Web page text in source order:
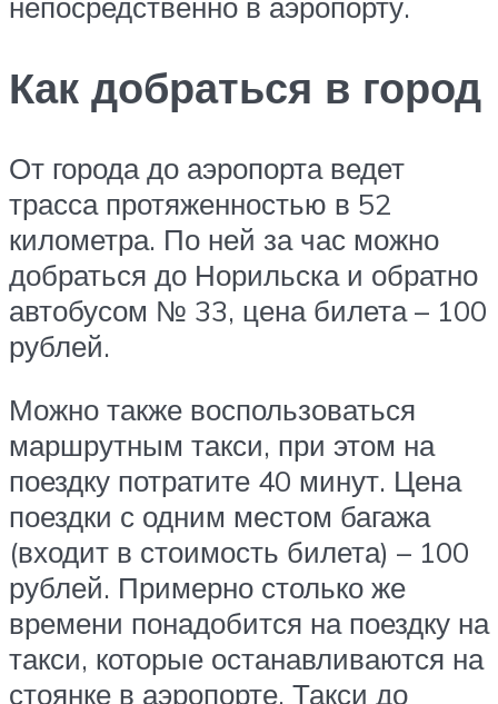
Как добраться в город
От города до аэропорта ведет
трасса протяженностью в 52
километра. По ней за час можно
добраться до Норильска и обратно
автобусом № 33, цена билета – 100
рублей.
Можно также воспользоваться
маршрутным такси, при этом на
поездку потратите 40 минут. Цена
поездки с одним местом багажа
(входит в стоимость билета) – 100
рублей. Примерно столько же
времени понадобится на поездку на
такси, которые останавливаются на
стоянке в аэропорте. Такси до